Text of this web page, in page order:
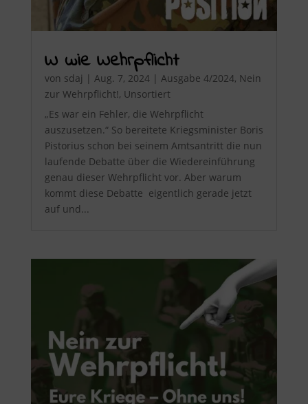
W wie Wehrpflicht
von sdaj | Aug. 7, 2024| Ausgabe 4/2024, Nein
zur Wehrpflicht!, Unsortiert
„Es war ein Fehler, die Wehrpflicht
auszusetzen.“ So bereitete Kriegsminister Boris
Pistorius schon bei seinem Amtsantritt die nun
laufende Debatte über die Wiedereinführung
genau dieser Wehrpflicht vor. Aber warum
kommt diese Debatte eigentlich gerade jetzt
auf und...